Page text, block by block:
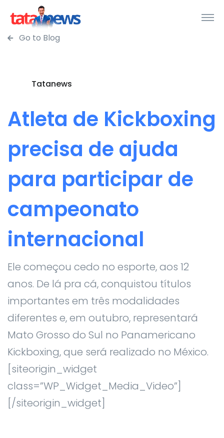
Go to Blog
Tatanews
Atleta de Kickboxing
precisa de ajuda
para participar de
campeonato
internacional
Ele começou cedo no esporte, aos 12
anos. De lá pra cá, conquistou títulos
importantes em três modalidades
diferentes e, em outubro, representará
Mato Grosso do Sul no Panamericano
Kickboxing, que será realizado no México.
[siteorigin_widget
class=”WP_Widget_Media_Video”]
[/siteorigin_widget]